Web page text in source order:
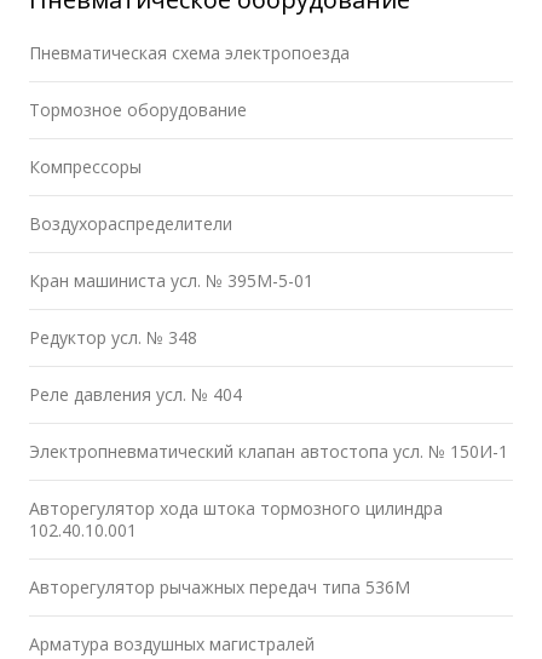
Пневматическая схема электропоезда
Тормозное оборудование
Компрессоры
Воздухораспределители
Кран машиниста усл. № 395М-5-01
Редуктор усл. № 348
Реле давления усл. № 404
Электропневматический клапан автостопа усл. № 150И-1
Авторегулятор хода штока тормозного цилиндра
102.40.10.001
Авторегулятор рычажных передач типа 536М
Арматура воздушных магистралей